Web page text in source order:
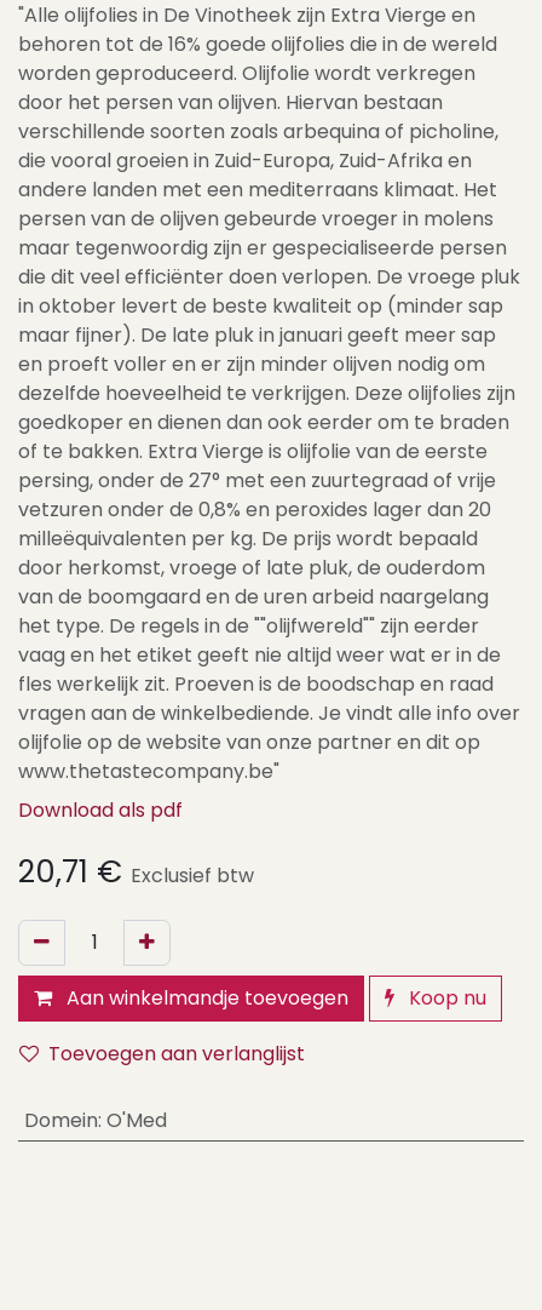
"Alle olijfolies in De Vinotheek zijn Extra Vierge en
behoren tot de 16% goede olijfolies die in de wereld
worden geproduceerd. Olijfolie wordt verkregen
door het persen van olijven. Hiervan bestaan
verschillende soorten zoals arbequina of picholine,
die vooral groeien in Zuid-Europa, Zuid-Afrika en
andere landen met een mediterraans klimaat. Het
persen van de olijven gebeurde vroeger in molens
maar tegenwoordig zijn er gespecialiseerde persen
die dit veel efficiënter doen verlopen. De vroege pluk
in oktober levert de beste kwaliteit op (minder sap
maar fijner). De late pluk in januari geeft meer sap
en proeft voller en er zijn minder olijven nodig om
dezelfde hoeveelheid te verkrijgen. Deze olijfolies zijn
goedkoper en dienen dan ook eerder om te braden
of te bakken. Extra Vierge is olijfolie van de eerste
persing, onder de 27° met een zuurtegraad of vrije
vetzuren onder de 0,8% en peroxides lager dan 20
milleëquivalenten per kg. De prijs wordt bepaald
door herkomst, vroege of late pluk, de ouderdom
van de boomgaard en de uren arbeid naargelang
het type. De regels in de ""olijfwereld"" zijn eerder
vaag en het etiket geeft nie altijd weer wat er in de
fles werkelijk zit. Proeven is de boodschap en raad
vragen aan de winkelbediende. Je vindt alle info over
olijfolie op de website van onze partner en dit op
www.thetastecompany.be"
Download als pdf
20,71 € Exclusief btw
Aan winkelmandje toevoegen
Koop nu
Toevoegen aan verlanglijst
Domein: O'Med